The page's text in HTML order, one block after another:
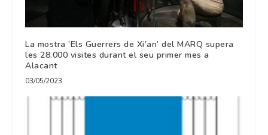
La mostra ‘Els Guerrers de Xi’an’ del MARQ supera
les 28.000 visites durant el seu primer mes a
Alacant
03/05/2023